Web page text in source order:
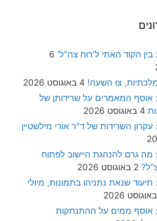
בין הקוד האתי ל'רוח צה"ל' 6
צו השעה! 4 באוגוסט 2026
אוסף המאמרים על שרידותן של
4 באוגוסט 2026
השרידות של ד"ר אורי מילשטיין
מה גרם להנהגת היישוב לפתוח
2 באוגוסט 2026
שנאת נתניהו בתמונות, מיולי
אוסף ממים על ההתנתקות